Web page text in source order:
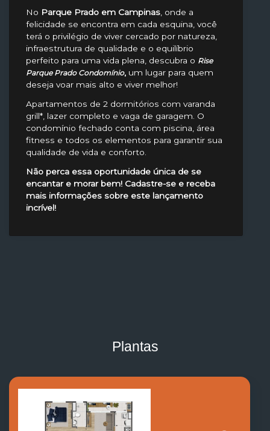
No Parque Prado em Campinas, onde a
felicidade se encontra em cada esquina, você
terá o privilégio de viver cercado por natureza,
infraestrutura de qualidade e o equilíbrio
perfeito para uma vida plena, descubra o Rise
Parque Prado Condomínio, um lugar para quem
deseja voar mais alto e viver melhor!
Apartamentos de 2 dormitórios com varanda
grill*, lazer completo e vaga de garagem. O
condomínio fechado conta com piscina, área
fitness e todos os elementos para garantir sua
qualidade de vida e conforto.
Não perca essa oportunidade única de se
encantar e morar bem! Cadastre-se e receba
mais informações sobre este lançamento
incrível!
Plantas